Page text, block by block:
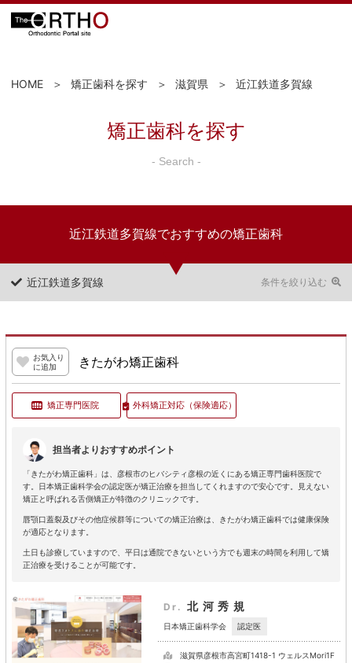
HOME 矯正歯科を探す 滋賀県 近江鉄道多賀線
矯正歯科を探す
- Search -
近江鉄道多賀線でおすすめの矯正歯科
近江鉄道多賀線 条件を絞り込む
お気入り
に追加
きたがわ矯正歯科
矯正専門医院 外科矯正対応（保険適応）
担当者よりおすすめポイント
「きたがわ矯正歯科」は、彦根市のヒバシティ彦根の近くにある矯正専門歯科医院で
す。日本矯正歯科学会の認定医が矯正治療を担当してくれますので安心です。見えない
矯正と呼ばれる舌側矯正が特徴のクリニックです。
唇顎口蓋裂及びその他症候群等についての矯正治療は、きたがわ矯正歯科では健康保険
が適応となります。
土日も診療していますので、平日は通院できないという方でも週末の時間を利用して矯
正治療を受けることが可能です。
Dr. 北河秀規
日本矯正歯科学会 認定医
滋賀県彦根市高宮町1418-1 ウェルスMori1F